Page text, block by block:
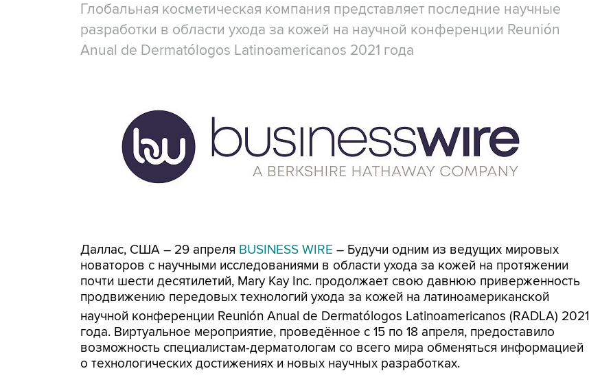
Глобальная косметическая компания представляет последние научные
разработки в области ухода за кожей на научной конференции Reunión
Anual de Dermatólogos Latinoamericanos 2021 года
Даллас, США – 29 апреля BUSINESS WIRE – Будучи одним из ведущих мировых
новаторов с научными исследованиями в области ухода за кожей на протяжении
почти шести десятилетий, Mary Kay Inc. продолжает свою давнюю приверженность
продвижению передовых технологий ухода за кожей на латиноамериканской
научной конференции Reunión Anual de Dermatólogos Latinoamericanos (RADLA) 2021
года. Виртуальное мероприятие, проведённое с 15 по 18 апреля, предоставило
возможность специалистам-дерматологам со всего мира обменяться информацией
о технологических достижениях и новых научных разработках.